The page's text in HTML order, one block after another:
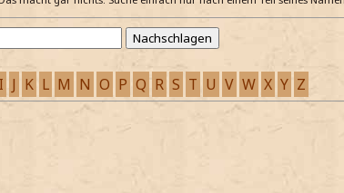
I J K L M N O P Q R S T U V W X Y Z